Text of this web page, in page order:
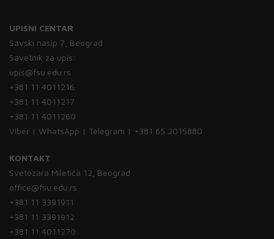
UPISNI CENTAR
Savski nasip 7, Beograd
Savetnik za upis:
upis@fsu.edu.rs
+381 11 4011216
+381 11 4011217
+381 11 4011260
Viber | WhatsApp | Telegram | +381 65 2015880
KONTAKT
Svetozara Miletića 12, Beograd
office@fsu.edu.rs
+381 11 3391911
+381 11 3391912
+381 11 4011270